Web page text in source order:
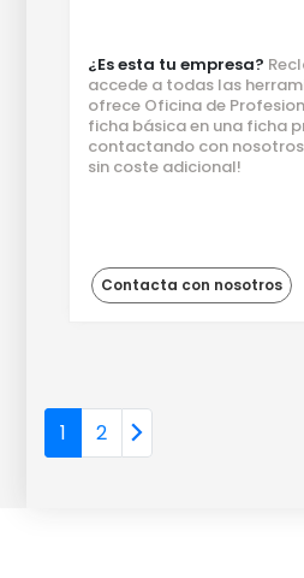
¿Es esta tu empresa?
accede a todas las
ofrece Oficina de
ficha básica en una ficha
contactando con nosotros.
sin coste adicional!
Contacta con nosotros
1 2